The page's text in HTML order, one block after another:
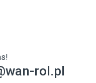
rol.pl